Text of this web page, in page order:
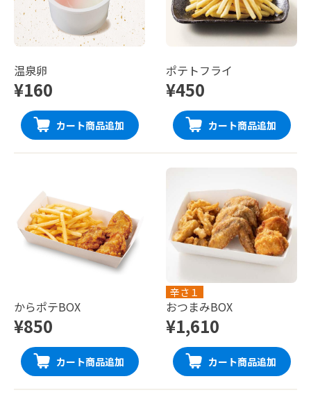
温泉卵
¥160
カート商品追加
ポテトフライ
¥450
カート商品追加
からポテBOX
¥850
カート商品追加
辛さ１
おつまみBOX
¥1,610
カート商品追加